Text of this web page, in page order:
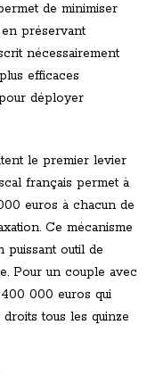
de minimiser
préservant
nécessairement
efficaces
déployer
le premier levier
français permet à
euros à chacun de
Ce mécanisme
puissant outil de
Pour un couple avec
000 euros qui
tous les quinze